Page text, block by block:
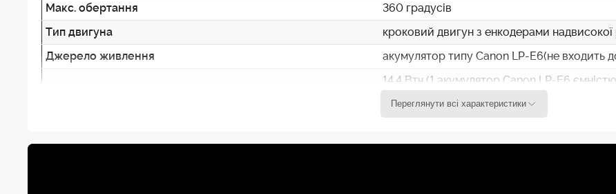
Макс. обертання
360 градусів
Тип двигуна
кроковий двигун з енкодерами надвисокої
Джерело живлення
акумулятор типу Canon LP-E6(не входить
14,4 Втч (1 акумулятор Canon LP-E6
швидкості)
Прямий канал 2,4 ГГц для зв`язку між
Переглянути всі характеристики